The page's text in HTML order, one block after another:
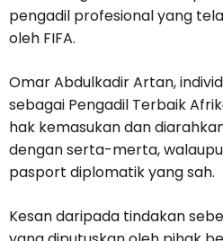
pengadil profesional yang
oleh FIFA.
Omar Abdulkadir Artan,
sebagai Pengadil Terbaik
hak kemasukan dan
dengan serta-merta,
pasport diplomatik yang sah.
Kesan daripada tindakan